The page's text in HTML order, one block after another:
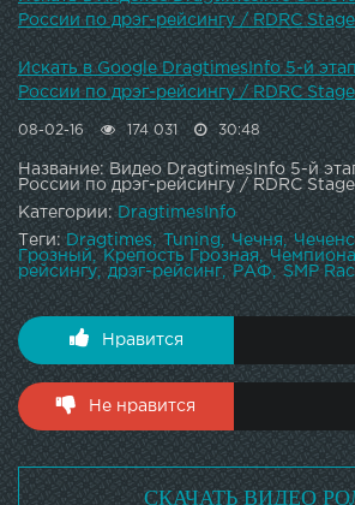
России по дрэг-рейсингу / RDRC
Искать в Google DragtimesInfo 5-й
России по дрэг-рейсингу / RDRC
08-02-16 174 031 30:48
Название: Видео DragtimesInfo 5-й
России по дрэг-рейсингу / RDRC
Категории: DragtimesInfo
Теги: Dragtimes Tuning Чечня
Грозный
Крепость Грозная
рейсингу
дрэг-рейсинг РАФ SMP
Нравится
Не нравится
СКАЧАТЬ ВИДЕО